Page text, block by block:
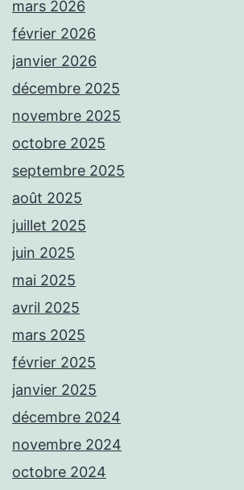
mars 2026
février 2026
janvier 2026
décembre 2025
novembre 2025
octobre 2025
septembre 2025
août 2025
juillet 2025
juin 2025
mai 2025
avril 2025
mars 2025
février 2025
janvier 2025
décembre 2024
novembre 2024
octobre 2024